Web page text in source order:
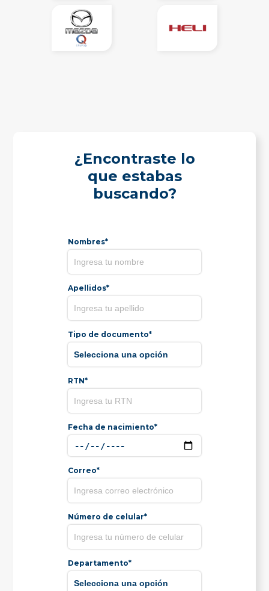
¿Encontraste lo
que estabas
buscando?
Nombres*
Apellidos*
Tipo de documento*
RTN*
Fecha de nacimiento*
Correo*
Número de celular*
Departamento*